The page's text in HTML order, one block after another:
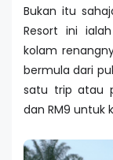
Bukan itu
Resort ini
kolam
bermula dari
satu trip atau
dan RM9 untuk